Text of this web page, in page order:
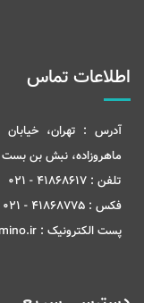
اطلاعات تماس
آدرس : تهران،
ماهروزاده، نبش بن بست
تلفن : 41868617 - 021
فکس : 41868775 - 021
پست الکترونیک :